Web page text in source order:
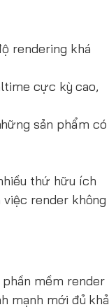
rendering khá
cực kỳ cao,
sản phẩm có
thứ hữu ích
render không
mềm render
mạnh mới đủ khả